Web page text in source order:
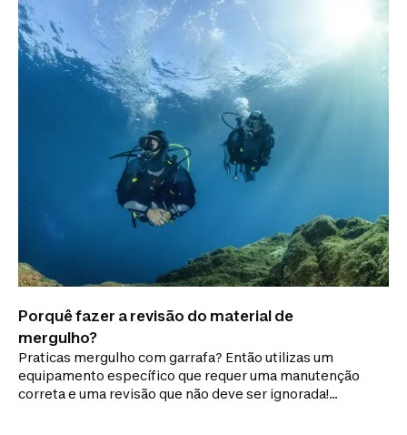
Porquê fazer a revisão do material de
mergulho?
Praticas mergulho com garrafa? Então utilizas um
equipamento específico que requer uma manutenção
correta e uma revisão que não deve ser ignorada!